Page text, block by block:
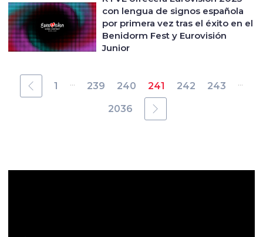
con lengua de signos española
por primera vez tras el éxito en el
Benidorm Fest y Eurovisión
Junior
1 ... 239 240 241 242 243 ...
2036